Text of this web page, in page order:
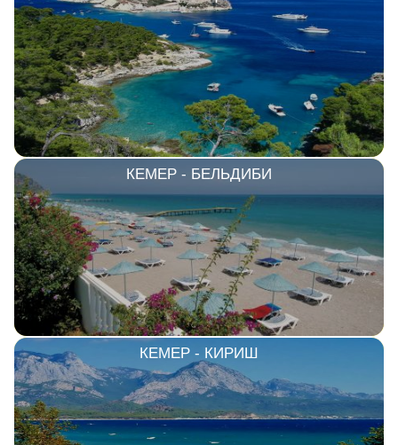
КЕМЕР - БЕЛЬДИБИ
КЕМЕР - КИРИШ
звезды
Лучшие отели 3* звезды
Недорогие отели 3*
звезды
Сетевые отели Турции
Сетевые отели Египта
Сетевые отели ОАЭ
Сетевые отели Таиланда
Сетевые отели Шри Ланки
Сетевые отели Вьетнама
Сетевые отели Мальдив
Сетевые отели Бали